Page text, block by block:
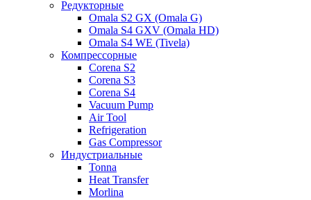
Редукторные
Omala S2 GX (Omala G)
Omala S4 GXV (Omala HD)
Omala S4 WE (Tivela)
Компрессорные
Corena S2
Corena S3
Corena S4
Vacuum Pump
Air Tool
Refrigeration
Gas Compressor
Индустриальные
Tonna
Heat Transfer
Morlina